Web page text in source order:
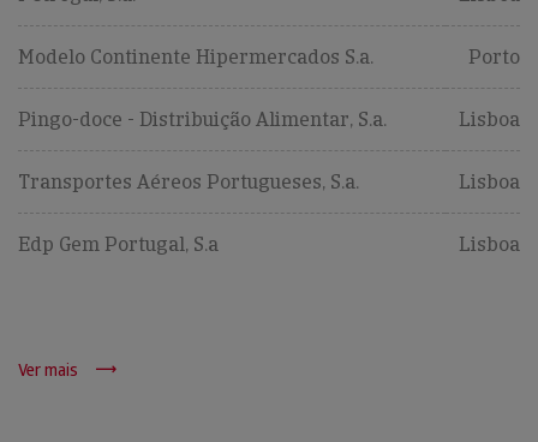
Modelo Continente Hipermercados S.a. Porto
Pingo-doce - Distribuição Alimentar, S.a. Lisboa
Transportes Aéreos Portugueses, S.a. Lisboa
Edp Gem Portugal, S.a Lisboa
Ver mais